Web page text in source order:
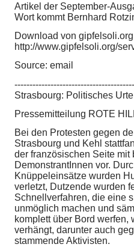
Artikel der September-
Wort kommt Bernhard
Download von
http://www.gipfelsoli.org/
Source: email
Strasbourg: Politisches
Pressemitteilung ROTE
Bei den Protesten gegen
Strasbourg und Kehl
der französischen Seite mit
DemonstrantInnen vor.
Knüppeleinsätze wurden
verletzt, Dutzende wurden
Schnellverfahren, die eine
unmöglich machen und
komplett über Bord werfen,
verhängt, darunter auch
stammende Aktivisten.